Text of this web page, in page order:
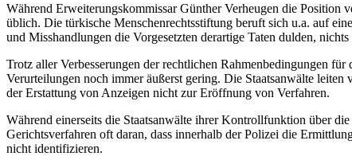
Während Erweiterungskommissar Günther Verheugen die Position
üblich. Die türkische Menschenrechtsstiftung beruft sich u.a. auf
und Misshandlungen die Vorgesetzten derartige Taten dulden,
Trotz aller Verbesserungen der rechtlichen Rahmenbedingungen
Verurteilungen noch immer äußerst gering. Die Staatsanwälte
der Erstattung von Anzeigen nicht zur Eröffnung von Verfahren.
Während einerseits die Staatsanwälte ihrer Kontrollfunktion über
Gerichtsverfahren oft daran, dass innerhalb der Polizei die
nicht identifizieren.